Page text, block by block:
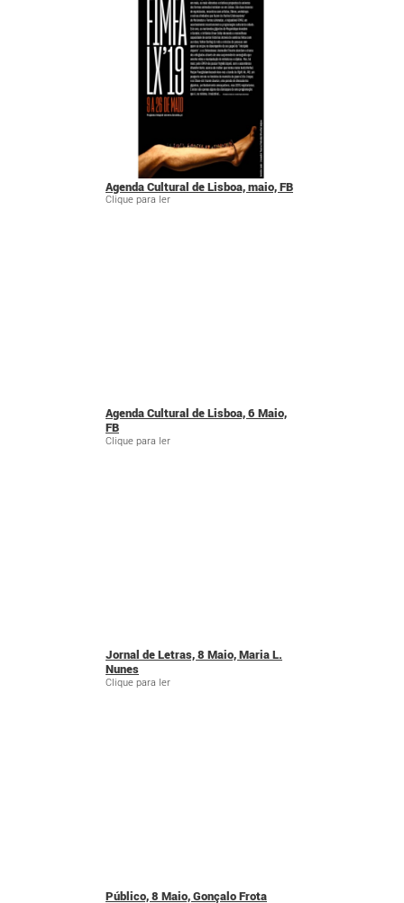
Agenda Cultural de Lisboa, maio, FB
Clique para ler
Agenda Cultural de Lisboa, 6 Maio,
FB
Clique para ler
Jornal de Letras, 8 Maio, Maria L.
Nunes
Clique para ler
Público, 8 Maio, Gonçalo Frota